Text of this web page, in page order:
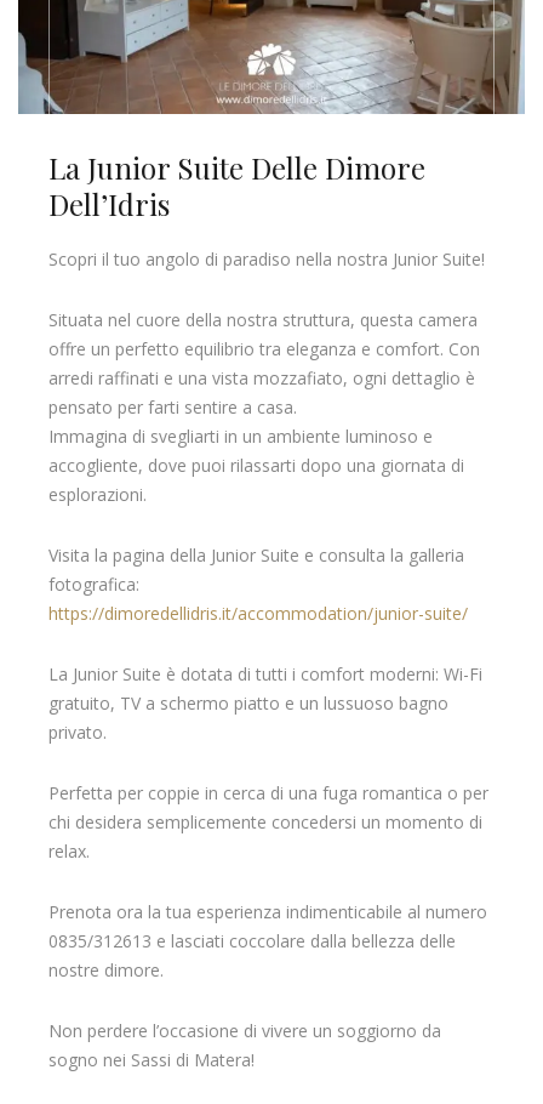
La Junior Suite Delle Dimore
Dell’Idris
Scopri il tuo angolo di paradiso nella nostra Junior Suite!
Situata nel cuore della nostra struttura, questa camera
offre un perfetto equilibrio tra eleganza e comfort. Con
arredi raffinati e una vista mozzafiato, ogni dettaglio è
pensato per farti sentire a casa.
Immagina di svegliarti in un ambiente luminoso e
accogliente, dove puoi rilassarti dopo una giornata di
esplorazioni.
Visita la pagina della Junior Suite e consulta la galleria
fotografica:
https://dimoredellidris.it/accommodation/junior-suite/
La Junior Suite è dotata di tutti i comfort moderni: Wi-Fi
gratuito, TV a schermo piatto e un lussuoso bagno
privato.
Perfetta per coppie in cerca di una fuga romantica o per
chi desidera semplicemente concedersi un momento di
relax.
Prenota ora la tua esperienza indimenticabile al numero
0835/312613 e lasciati coccolare dalla bellezza delle
nostre dimore.
Non perdere l’occasione di vivere un soggiorno da
sogno nei Sassi di Matera!